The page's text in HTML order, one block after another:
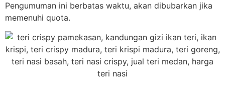
Pengumuman ini berbatas waktu, akan dibubarkan jika
memenuhi quota.